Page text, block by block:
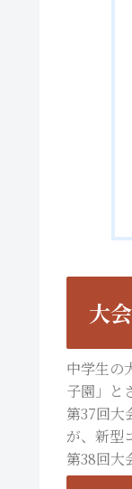
大
中学生の
子園」と
第37回大
が、新型
第38回大